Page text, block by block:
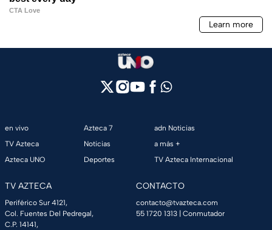
en vivo
TV Azteca
Azteca UNO
Azteca 7
Noticias
Deportes
adn Noticias
a más +
TV Azteca Internacional
TV AZTECA
Periférico Sur 4121,
Col. Fuentes Del Pedregal,
C.P. 14141,
CONTACTO
contacto@tvazteca.com
55 1720 1313 | Conmutador